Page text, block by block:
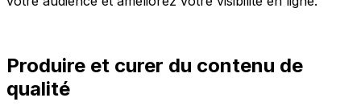
Produire et curer du contenu de
qualité